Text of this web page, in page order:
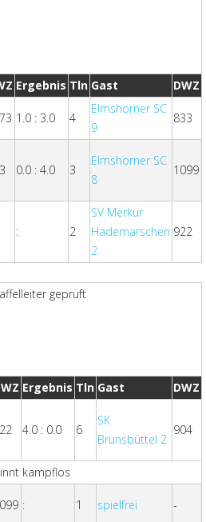
Ergebnis Tln Gast DWZ
1.0 : 3.0 4
Elmshorner SC
9
833
0.0 : 4.0 3
Elmshorner SC
8
1099
: 2
SV Merkur
Hademarschen
2
922
Ergebnis Tln Gast DWZ
4.0 : 0.0 6
SK
Brunsbüttel 2
904
kampflos
: 1 spielfrei -